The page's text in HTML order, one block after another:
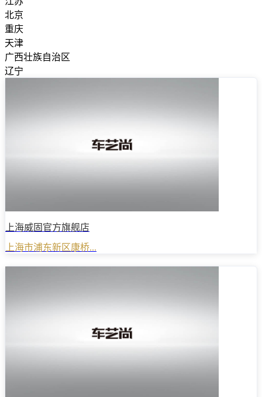
北京
重庆
天津
广西壮族自治区
辽宁
上海威固官方旗舰店
上海市浦东新区康桥...